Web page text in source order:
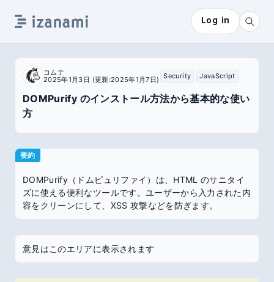
Log in
コムテ
2025年1月3日 (更新:2025年1月7日) Security JavaScript
DOMPurify のインストール方法から基本的な使い
方
要約
DOMPurify（ドムピュリファイ）は、HTML のサニタイ
ズに使える便利なツールです。ユーザーから入力された内
容をクリーンにして、XSS 攻撃などを防ぎます。
意見はこのエリアに表示されます